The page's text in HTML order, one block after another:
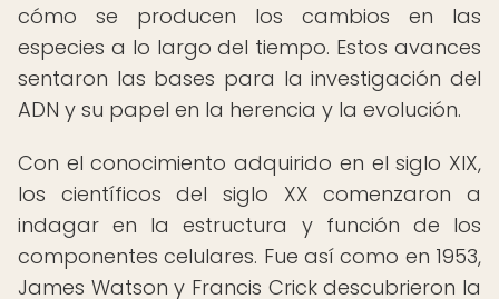
cómo se producen los cambios en las
especies a lo largo del tiempo. Estos avances
sentaron las bases para la investigación del
ADN y su papel en la herencia y la evolución.
Con el conocimiento adquirido en el siglo XIX,
los científicos del siglo XX comenzaron a
indagar en la estructura y función de los
componentes celulares. Fue así como en 1953,
James Watson y Francis Crick descubrieron la